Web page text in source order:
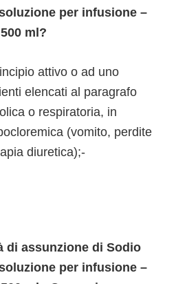
per infusione –
ml?
attivo o ad uno
elencati al paragrafo
o respiratoria, in
(vomito, perdite
diuretica);-
di assunzione di Sodio
per infusione –